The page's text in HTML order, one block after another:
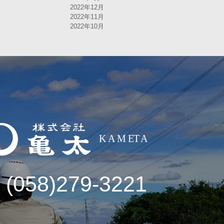
2022年12月
2022年11月
2022年10月
(058)279-3221